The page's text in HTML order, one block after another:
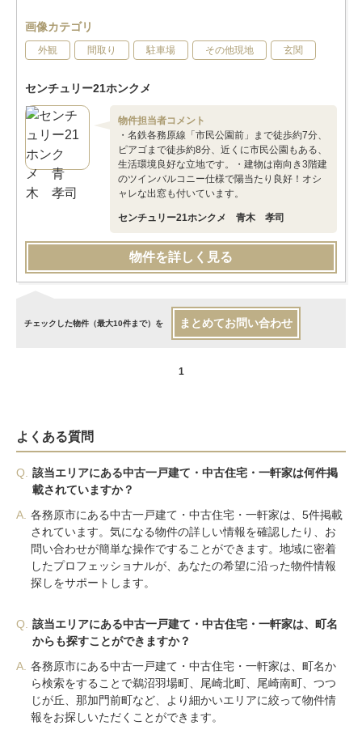
画像カテゴリ
外観 間取り 駐車場 その他現地 玄関
センチュリー21ホンクメ
物件担当者コメント
・名鉄各務原線「市民公園前」まで徒歩約7分、
ピアゴまで徒歩約8分、近くに市民公園もある、
生活環境良好な立地です。・建物は南向き3階建
のツインバルコニー仕様で陽当たり良好！オシ
ャレな出窓も付いています。
センチュリー21ホンクメ 青木 孝司
物件を詳しく見る
チェックした物件（最大10件まで）を まとめてお問い合わせ
1
よくある質問
Q.
該当エリアにある中古一戸建て・中古住宅・一軒家は何件掲
載されていますか？
A. 各務原市にある中古一戸建て・中古住宅・一軒家は、5件掲載
されています。気になる物件の詳しい情報を確認したり、お
問い合わせが簡単な操作ですることができます。地域に密着
したプロフェッショナルが、あなたの希望に沿った物件情報
探しをサポートします。
Q.
該当エリアにある中古一戸建て・中古住宅・一軒家は、町名
からも探すことができますか？
A. 各務原市にある中古一戸建て・中古住宅・一軒家は、町名か
ら検索をすることで鵜沼羽場町、尾崎北町、尾崎南町、つつ
じが丘、那加門前町など、より細かいエリアに絞って物件情
報をお探しいただくことができます。